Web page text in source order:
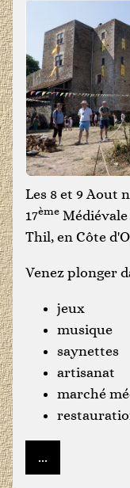
Les 8 et 9 Aout
17ème
Thil, en Côte
Venez plonger
jeux
musique
saynettes
artisanat
marché